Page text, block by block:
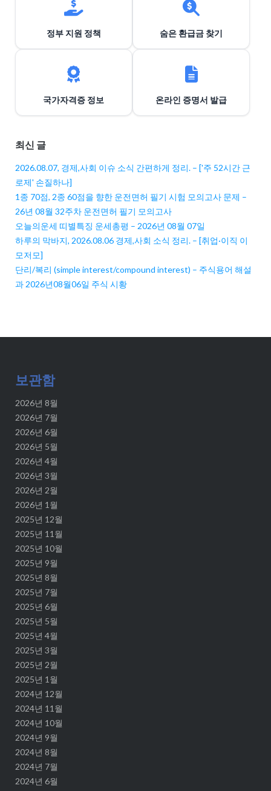
정부 지원 정책 숨은 환급금 찾기
국가자격증 정보 온라인 증명서 발급
최신 글
2026.08.07, 경제,사회 이슈 소식 간편하게 정리. – ['주 52시간 근
로제' 손질하나]
1종 70점, 2종 60점을 향한 운전면허 필기 시험 모의고사 문제 –
26년 08월 32주차 운전면허 필기 모의고사
오늘의운세 띠별특징 운세총평 – 2026년 08월 07일
하루의 막바지, 2026.08.06 경제,사회 소식 정리. – [취업·이직 이
모저모]
단리/복리 (simple interest/compound interest) – 주식용어 해설
과 2026년08월06일 주식 시황
보관함
2026년 8월
2026년 7월
2026년 6월
2026년 5월
2026년 4월
2026년 3월
2026년 2월
2026년 1월
2025년 12월
2025년 11월
2025년 10월
2025년 9월
2025년 8월
2025년 7월
2025년 6월
2025년 5월
2025년 4월
2025년 3월
2025년 2월
2025년 1월
2024년 12월
2024년 11월
2024년 10월
2024년 9월
2024년 8월
2024년 7월
2024년 6월